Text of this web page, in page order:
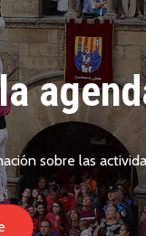
sobre las